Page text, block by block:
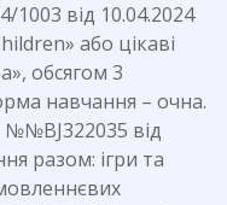
від 10.04.2024
або цікаві
обсягом 3
навчання – очна.
№№BJ322035 від
разом: ігри та